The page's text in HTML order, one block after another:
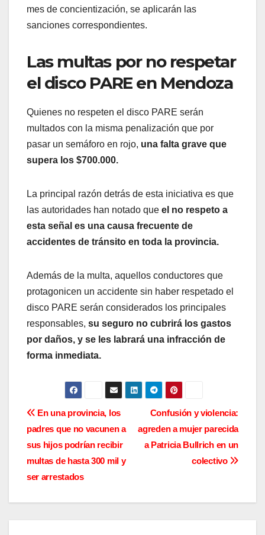
mes de concientización, se aplicarán las
sanciones correspondientes.
Las multas por no respetar
el disco PARE en Mendoza
Quienes no respeten el disco PARE serán
multados con la misma penalización que por
pasar un semáforo en rojo, una falta grave que
supera los $700.000.
La principal razón detrás de esta iniciativa es que
las autoridades han notado que el no respeto a
esta señal es una causa frecuente de
accidentes de tránsito en toda la provincia.
Además de la multa, aquellos conductores que
protagonicen un accidente sin haber respetado el
disco PARE serán considerados los principales
responsables, su seguro no cubrirá los gastos
por daños, y se les labrará una infracción de
forma inmediata.
N
a
v
Confusión y violencia:
agreden a mujer parecida
a Patricia Bullrich en un
colectivo
En una provincia, los
padres que no vacunen a
sus hijos podrían recibir
multas de hasta 300 mil y
ser arrestados